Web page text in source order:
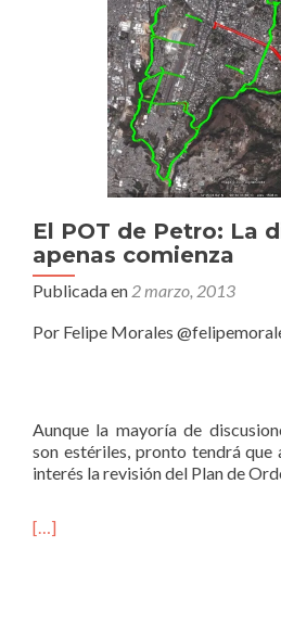
El POT de Petro: La
apenas comienza
Publicada en 2 marzo, 2013
Por Felipe Morales
Aunque la mayoría de
son estériles, pronto tendrá que
interés la revisión del Plan de
[…]